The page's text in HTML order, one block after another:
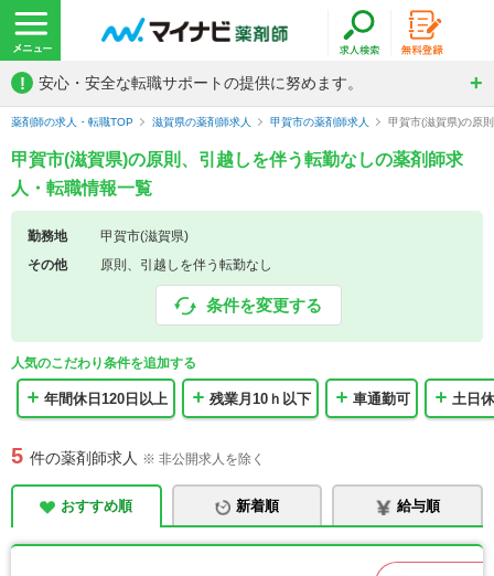
! 安心・安全な転職サポートの提供に努めます。
薬剤師の求人・転職TOP 滋賀県の薬剤師求人 甲賀市の薬剤師求人 甲賀市(滋賀県)の原
甲賀市(滋賀県)の原則、引越しを伴う転勤なしの薬剤師求
人・転職情報一覧
勤務地
甲賀市(滋賀県)
その他
原則、引越しを伴う転勤なし
条件を変更する
人気のこだわり条件を追加する
年間休日120日以上 残業月10ｈ以下 車通勤可 土日
5 件の薬剤師求人 ※ 非公開求人を除く
おすすめ順 新着順 給与順